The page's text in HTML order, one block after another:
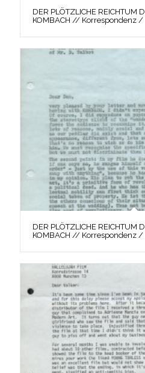
DER PLÖTZLICHE REICHTUM
KOMBACH // Korrespondenz /
DER PLÖTZLICHE REICHTUM
KOMBACH // Korrespondenz /